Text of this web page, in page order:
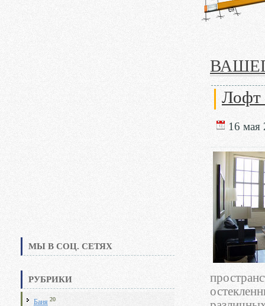
МЫ В СОЦ. СЕТЯХ
РУБРИКИ
Баня 20
Лофт
16 мая